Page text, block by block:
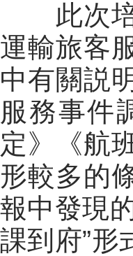
此次
運輸旅客
中有關説
服務事件
定》《航
形較多的
報中發現
課到府”形